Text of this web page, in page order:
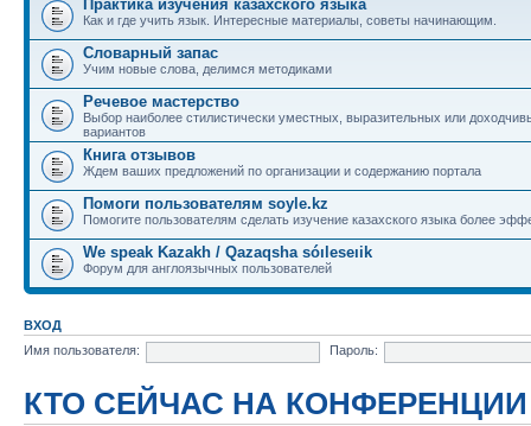
Практика изучения казахского языка
Как и где учить язык. Интересные материалы, советы начинающим.
Словарный запас
Учим новые слова, делимся методиками
Речевое мастерство
Выбор наиболее стилистически уместных, выразительных или
вариантов
Книга отзывов
Ждем ваших предложений по организации и содержанию портала
Помоги пользователям soyle.kz
Помогите пользователям сделать изучение казахского языка более
We speak Kazakh / Qazaqsha sóıleseıik
Форум для англоязычных пользователей
ВХОД
Имя пользователя:
Пароль:
КТО СЕЙЧАС НА КОНФЕРЕНЦИИ